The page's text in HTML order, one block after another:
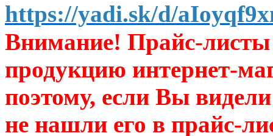
https://yadi.sk/d/
Внимание! Прайс-листы
продукцию интернет-
поэтому, если Вы
не нашли его в прайс-